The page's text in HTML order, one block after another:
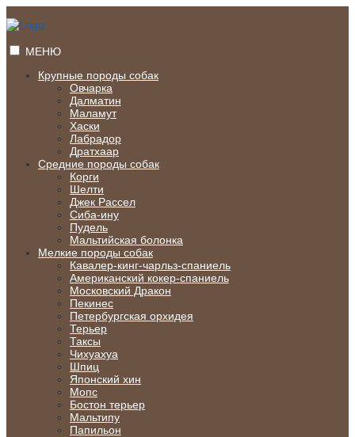
к
МЕНЮ
Крупные породы собак
Овчарка
Далматин
Маламут
Хаски
Лабрадор
Дратхаар
Средние породы собак
Корги
Шелти
Джек Рассел
Сиба-ину
Пудель
Мальтийская болонка
Мелкие породы собак
Кавалер-кинг-чарльз-спаниель
Американский кокер-спаниель
Московский Дракон
Пекинес
Петербургская орхидея
Терьер
Таксы
Чихуахуа
Шпиц
Японский хин
Мопс
Бостон терьер
Мальтипу
Папильон